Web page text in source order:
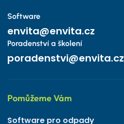
Software
envita@envita.cz
Poradenství a školení
poradenstvi@envita.cz
Pomůžeme Vám
Software pro odpady